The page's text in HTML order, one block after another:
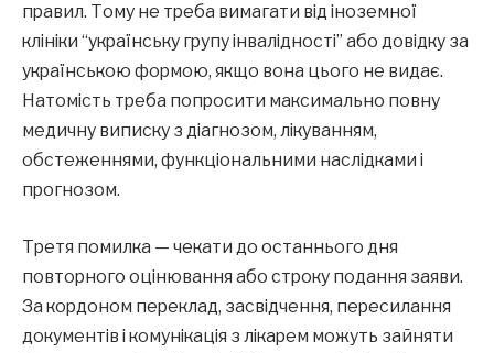
правил. Тому не треба вимагати від іноземної
клініки “українську групу інвалідності” або довідку за
українською формою, якщо вона цього не видає.
Натомість треба попросити максимально повну
медичну виписку з діагнозом, лікуванням,
обстеженнями, функціональними наслідками і
прогнозом.
Третя помилка — чекати до останнього дня
повторного оцінювання або строку подання заяви.
За кордоном переклад, засвідчення, пересилання
документів і комунікація з лікарем можуть зайняти